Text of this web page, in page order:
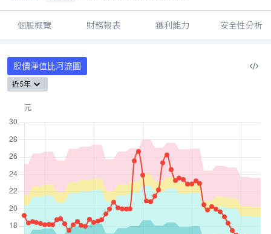
個股概覽 財務報表 獲利能力 安全性分析
股價淨值比河流圖
近5年